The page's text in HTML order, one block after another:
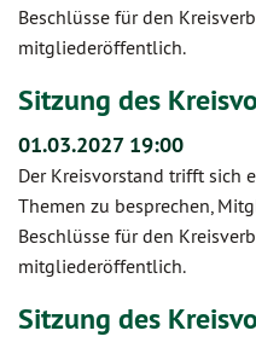
Beschlüsse für den
mitgliederöffentlich.
Sitzung des
01.03.2027 19:00
Der Kreisvorstand trifft sich
Themen zu besprechen,
Beschlüsse für den
mitgliederöffentlich.
Sitzung des